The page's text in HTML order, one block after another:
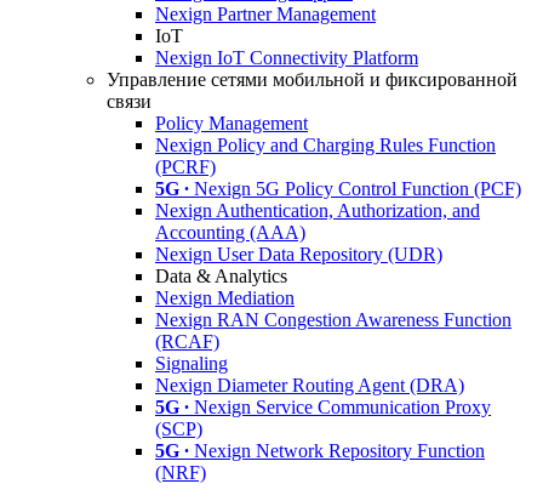
Nexign Partner Management
IoT
Nexign IoT Connectivity Platform
Управление сетями мобильной и фиксированной
связи
Policy Management
Nexign Policy and Charging Rules Function
(PCRF)
5G ∙ Nexign 5G Policy Control Function (PCF)
Nexign Authentication, Authorization, and
Accounting (AAA)
Nexign User Data Repository (UDR)
Data & Analytics
Nexign Mediation
Nexign RAN Congestion Awareness Function
(RCAF)
Signaling
Nexign Diameter Routing Agent (DRA)
5G ∙ Nexign Service Communication Proxy
(SCP)
5G ∙ Nexign Network Repository Function
(NRF)